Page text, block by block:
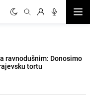
ravnodušnim: Donosimo
tortu